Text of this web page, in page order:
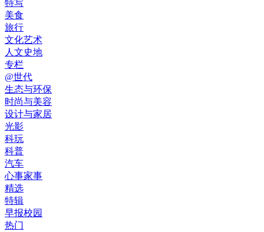
特写
美食
旅行
文化艺术
人文史地
专栏
@世代
生态与环保
时尚与美容
设计与家居
光影
科玩
科普
汽车
心事家事
精选
特辑
早报校园
热门